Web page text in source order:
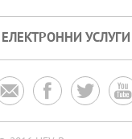
ЕЛЕКТРОННИ УСЛУГИ
   